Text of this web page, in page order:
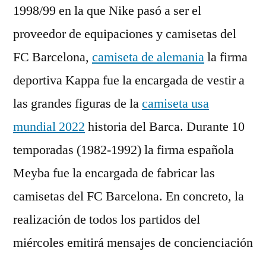
1998/99 en la que Nike pasó a ser el
proveedor de equipaciones y camisetas del
FC Barcelona, camiseta de alemaniala firma
deportiva Kappa fue la encargada de vestir a
las grandes figuras de lacamiseta usa
mundial 2022 historia del Barca. Durante 10
temporadas (1982-1992) la firma española
Meyba fue la encargada de fabricar las
camisetas del FC Barcelona. En concreto, la
realización de todos los partidos del
miércoles emitirá mensajes de concienciación